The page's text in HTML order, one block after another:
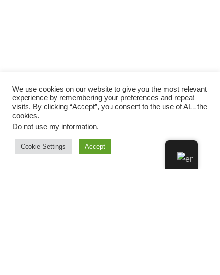
We use cookies on our website to give you the most relevant
experience by remembering your preferences and repeat
visits. By clicking “Accept”, you consent to the use of ALL the
cookies.
Do not use my information.
Cookie Settings Accept